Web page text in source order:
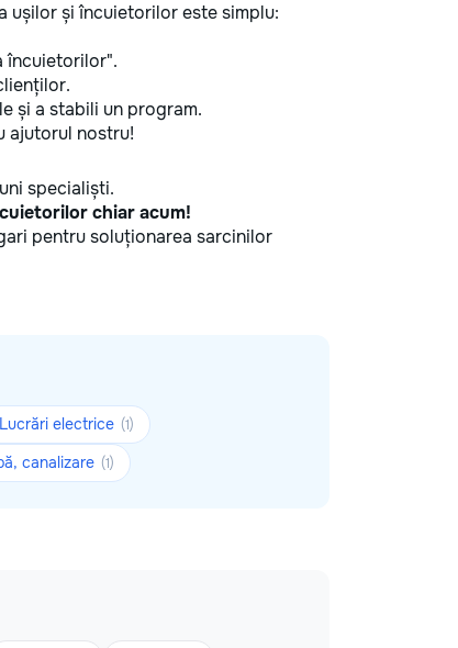
ușilor și încuietorilor este simplu:
încuietorilor".
și a stabili un program.
ajutorul nostru!
specialiști.
chiar acum!
pentru soluționarea sarcinilor
Lucrări electrice (1)
canalizare (1)